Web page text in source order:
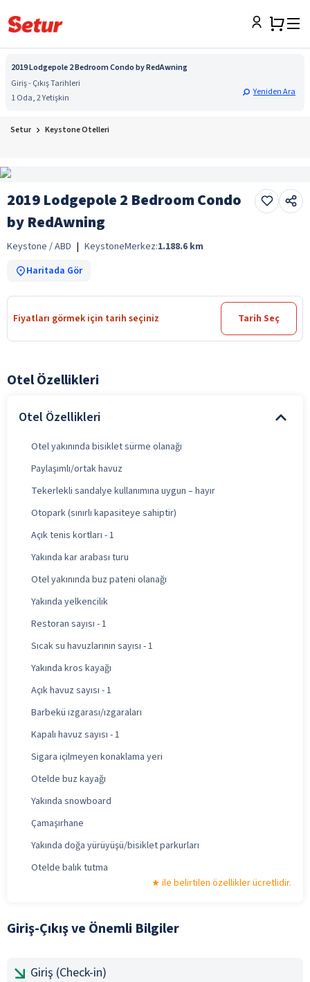
2019 Lodgepole 2 Bedroom Condo by RedAwning
Giriş - Çıkış Tarihleri
1 Oda, 2 Yetişkin
Yeniden Ara
Setur Keystone Otelleri
2019 Lodgepole 2 Bedroom Condo
by RedAwning
Keystone / ABD | KeystoneMerkez:1.188.6 km
Haritada Gör
Fiyatları görmek için tarih seçiniz Tarih Seç
Otel Özellikleri
Otel Özellikleri
Otel yakınında bisiklet sürme olanağı
Paylaşımlı/ortak havuz
Tekerlekli sandalye kullanımına uygun – hayır
Otopark (sınırlı kapasiteye sahiptir)
Açık tenis kortları - 1
Yakında kar arabası turu
Otel yakınında buz pateni olanağı
Yakında yelkencilik
Restoran sayısı - 1
Sıcak su havuzlarının sayısı - 1
Yakında kros kayağı
Açık havuz sayısı - 1
Barbekü ızgarası/ızgaraları
Kapalı havuz sayısı - 1
Sigara içilmeyen konaklama yeri
Otelde buz kayağı
Yakında snowboard
Çamaşırhane
Yakında doğa yürüyüşü/bisiklet parkurları
Otelde balık tutma
ile belirtilen özellikler ücretlidir.
Giriş-Çıkış ve Önemli Bilgiler
Giriş (Check-in)